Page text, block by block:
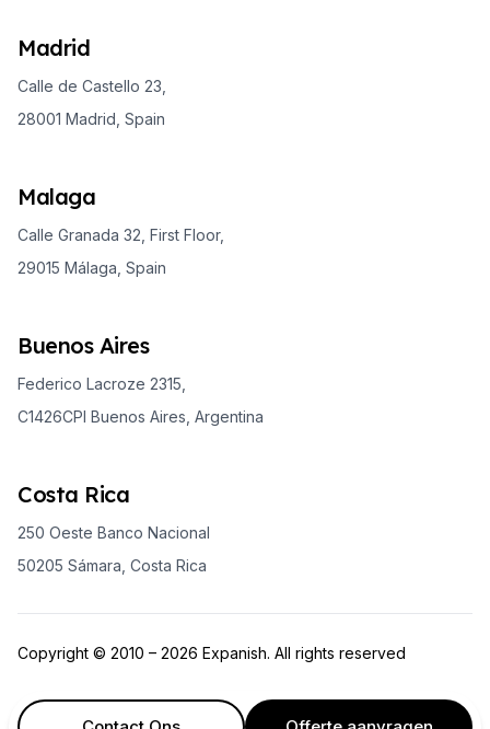
Madrid
Calle de Castello 23,
28001 Madrid, Spain
Malaga
Calle Granada 32, First Floor,
29015 Málaga, Spain
Buenos Aires
Federico Lacroze 2315,
C1426CPI Buenos Aires, Argentina
Costa Rica
250 Oeste Banco Nacional
50205 Sámara, Costa Rica
Copyright © 2010 – 2026 Expanish. All rights reserved